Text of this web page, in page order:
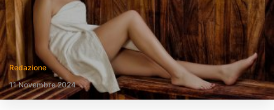
Redazione
11 Novembre 2024